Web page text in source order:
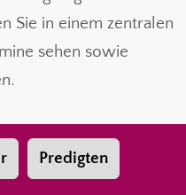
Sie in einem zentralen
sehen sowie
Predigten